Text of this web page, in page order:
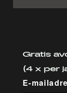
Gratis
(4 x per
E-